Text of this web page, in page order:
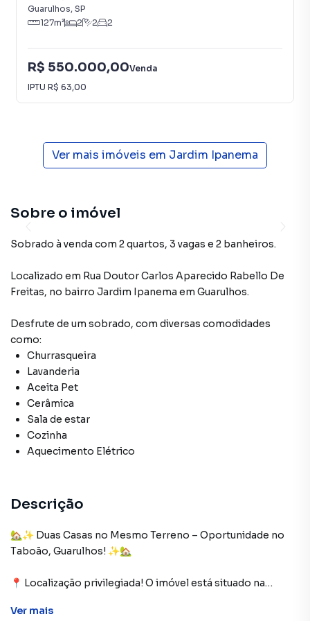
Guarulhos, SP
127m² 2 2 2
R$ 550.000,00Venda
IPTU R$ 63,00
Ver mais imóveis em Jardim Ipanema
Sobre o imóvel
Sobrado à venda com 2 quartos, 3 vagas e 2 banheiros.
Localizado em Rua Doutor Carlos Aparecido Rabello De
Freitas, no bairro Jardim Ipanema em Guarulhos.
Desfrute de um sobrado, com diversas comodidades
como:
Churrasqueira
Lavanderia
Aceita Pet
Cerâmica
Sala de estar
Cozinha
Aquecimento Elétrico
Descrição
🏡✨ Duas Casas no Mesmo Terreno – Oportunidade no
Taboão, Guarulhos! ✨🏡
📍 Localização privilegiada! O imóvel está situado na
Guarulhos, uma região com infraestrutura completa e fácil
Ver mais